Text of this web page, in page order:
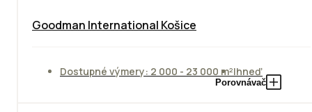
Goodman International Košice
Dostupné výmery: 2 000 - 23 000 m²Ihneď
Porovnávač